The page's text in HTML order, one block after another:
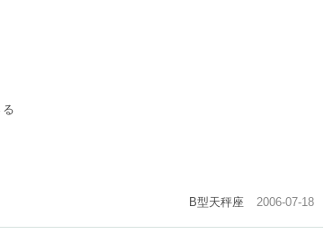
B型天秤座
2006-07-18